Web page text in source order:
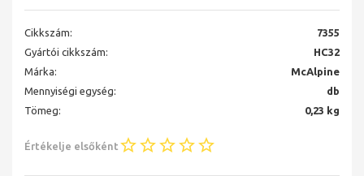
Cikkszám:
7355
Gyártói cikkszám:
HC32
Márka:
McAlpine
Mennyiségi egység:
db
Tömeg:
0,23 kg
Értékelje elsőként